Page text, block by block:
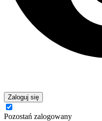
Zaloguj się
Pozostań zalogowany